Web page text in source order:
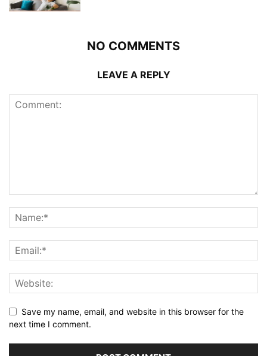
NO COMMENTS
LEAVE A REPLY
Save my name, email, and website in this browser for the
next time I comment.